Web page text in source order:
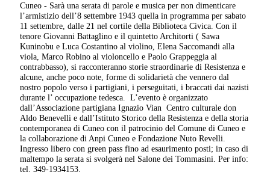
Cuneo - Sarà una serata di parole e musica per non dimenticare
l’armistizio dell’8 settembre 1943 quella in programma per sabato
11 settembre, dalle 21 nel cortile della Biblioteca Civica. Con il
tenore Giovanni Battaglino e il quintetto Architorti ( Sawa
Kuninobu e Luca Costantino al violino, Elena Saccomandi alla
viola, Marco Robino al violoncello e Paolo Grappeggia al
contrabbasso), si racconteranno storie straordinarie di Resistenza e
alcune, anche poco note, forme di solidarietà che vennero dal
nostro popolo verso i partigiani, i perseguitati, i braccati dai nazisti
durante l’ occupazione tedesca. L’evento è organizzato
dall’Associazione partigiana Ignazio Vian Centro culturale don
Aldo Benevelli e dall’Istituto Storico della Resistenza e della storia
contemporanea di Cuneo con il patrocinio del Comune di Cuneo e
la collaborazione di Anpi Cuneo e Fondazione Nuto Revelli.
Ingresso libero con green pass fino ad esaurimento posti; in caso di
maltempo la serata si svolgerà nel Salone dei Tommasini. Per info:
tel. 349-1934153.